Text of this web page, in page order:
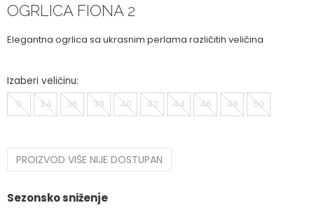
OGRLICA FIONA 2
Elegantna ogrlica sa ukrasnim perlama različitih veličina
Izaberi veličinu:
0
34 36 38 40 42 44 46 48 50
PROIZVOD VIŠE NIJE DOSTUPAN
Sezonsko sniženje